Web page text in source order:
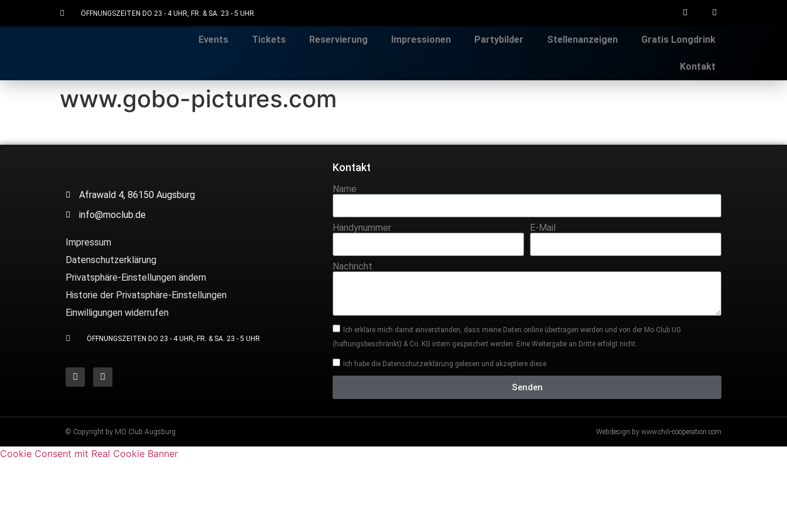
ÖFFNUNGSZEITEN DO 23 - 4 UHR, FR. & SA. 23 - 5 UHR
Events Tickets Reservierung Impressionen Partybilder Stellenanzeigen Gratis Longdrink
Kontakt
www.gobo-pictures.com
Afrawald 4, 86150 Augsburg
info@moclub.de
Impressum
Datenschutzerklärung
Privatsphäre-Einstellungen ändern
Historie der Privatsphäre-Einstellungen
Einwilligungen widerrufen
ÖFFNUNGSZEITEN DO 23 - 4 UHR, FR. & SA. 23 - 5 UHR
Kontakt
Name
Handynummer E-Mail
Nachricht
Ich erkläre mich damit einverstanden, dass meine Daten online übertragen werden und von der Mo Club UG
(haftungsbeschränkt) & Co. KG intern gespeichert werden. Eine Weitergabe an Dritte erfolgt nicht.
Ich habe die Datenschutzerklärung gelesen und akzeptiere diese
Senden
© Copyright by MO Club Augsburg Webdesign by www.chili-cooperation.com
Cookie Consent mit Real Cookie Banner